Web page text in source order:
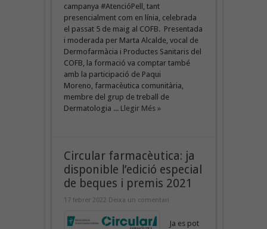
campanya #AtencióPell, tant
presencialment com en línia, celebrada
el passat 5 de maig al COFB. Presentada
i moderada per Marta Alcalde, vocal de
Dermofarmàcia i Productes Sanitaris del
COFB, la formació va comptar també
amb la participació de Paqui
Moreno, farmacèutica comunitària,
membre del grup de treball de
Dermatologia ... Llegir Més »
Circular farmacèutica: ja
disponible l’edició especial
de beques i premis 2021
17 febrer 2022 Deixa un comentari
Ja es pot